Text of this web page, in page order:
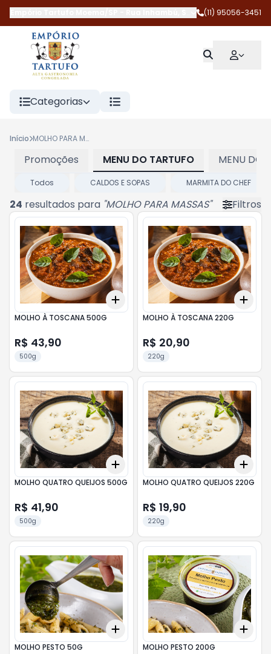
São Paulo-SP
(11) 95056-3451
Categorias
Início MOLHO PARA MASSAS
Promoções MENU DO TARTUFO MENU
Todos CALDOS E SOPAS MARMITA DO CHEF
24 resultados para "MOLHO PARA MASSAS" Filtros
+ +10
Add
MOLHO À TOSCANA 500G
R$ 43,90
500g
Add
MOLHO À TOSCANA 220G
R$ 20,90
220g
+5 +10
Add
MOLHO QUATRO QUEIJOS 500G
R$ 41,90
500g
Add
MOLHO QUATRO QUEIJOS 220G
R$ 19,90
220g
+5 +10
Add
MOLHO PESTO 50G
Add
MOLHO PESTO 200G